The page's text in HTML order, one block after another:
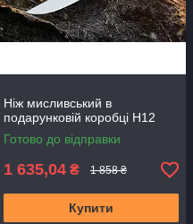
Ніж мисливський в
подарунковій коробці H12
Готово до відправки
1 635,04 ₴ 1 858 ₴
Купити